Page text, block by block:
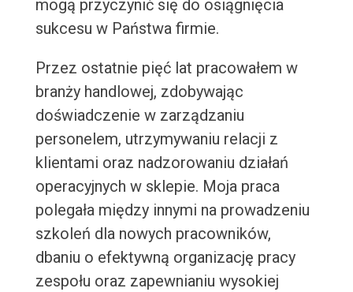
mogą przyczynić się do osiągnięcia
sukcesu w Państwa firmie.
Przez ostatnie pięć lat pracowałem w
branży handlowej, zdobywając
doświadczenie w zarządzaniu
personelem, utrzymywaniu relacji z
klientami oraz nadzorowaniu działań
operacyjnych w sklepie. Moja praca
polegała między innymi na prowadzeniu
szkoleń dla nowych pracowników,
dbaniu o efektywną organizację pracy
zespołu oraz zapewnianiu wysokiej